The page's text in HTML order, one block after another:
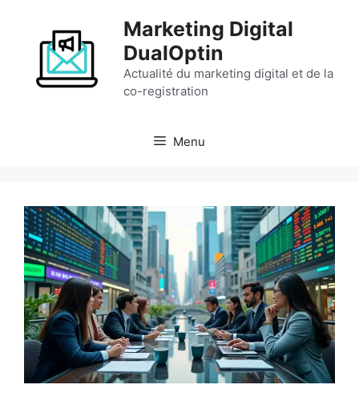
contenu
Marketing Digital
DualOptin
Actualité du marketing digital et de la
co-registration
Menu